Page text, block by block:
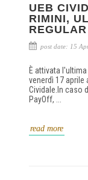
UEB
RIMINI,
post date: 15
È attivata
venerdì 17 aprile
Cividale.In caso
PayOff, ...
read more